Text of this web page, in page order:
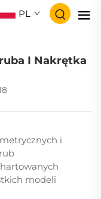
PL
I Nakrętka
i
modeli